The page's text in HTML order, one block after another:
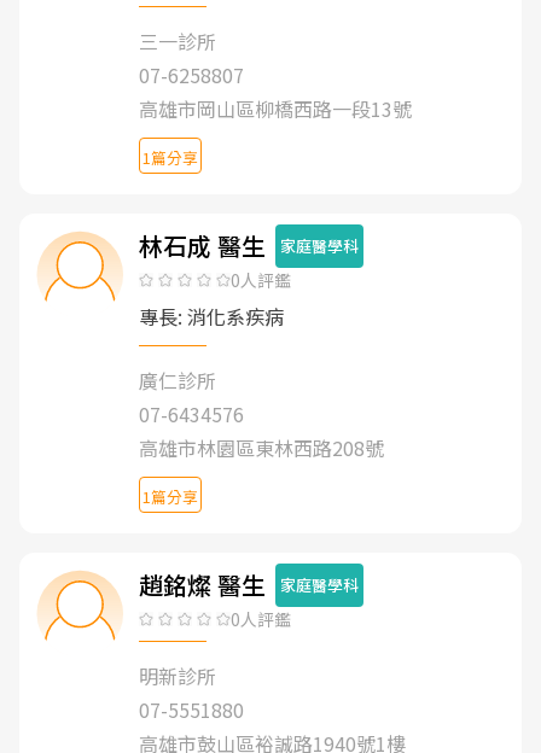
三一診所
07-6258807
高雄市岡山區柳橋西路一段13號
1篇分享
林石成 醫生 家庭醫學科
0人評鑑
專長: 消化系疾病
廣仁診所
07-6434576
高雄市林園區東林西路208號
1篇分享
趙銘燦 醫生 家庭醫學科
0人評鑑
明新診所
07-5551880
高雄市鼓山區裕誠路1940號1樓